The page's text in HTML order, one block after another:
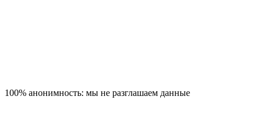
100% анонимность: мы не разглашаем данные